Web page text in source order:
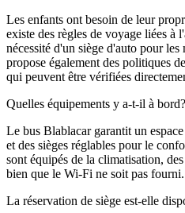
Les enfants ont besoin de leur
existe des règles de voyage liées à
nécessité d'un siège d'auto pour
propose également des politiques
qui peuvent être vérifiées
Quelles équipements y a-t-il à bord?
Le bus Blablacar garantit un
et des sièges réglables pour le
sont équipés de la climatisation,
bien que le Wi-Fi ne soit pas fourni.
La réservation de siège est-elle